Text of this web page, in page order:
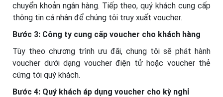
chuyển khoản ngân hàng. Tiếp theo, quý khách cung cấp
thông tin cá nhân để chúng tôi truy xuất voucher.
Bước 3: Công ty cung cấp voucher cho khách hàng
Tùy theo chương trình ưu đãi, chung tôi sẽ phát hành
voucher dưới dạng voucher điện tử hoặc voucher thẻ
cứng tới quý khách.
Bước 4: Quý khách áp dụng voucher cho kỳ nghỉ